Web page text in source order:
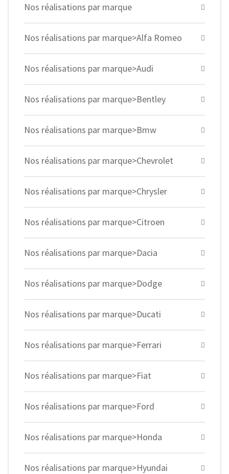
Nos réalisations par marque
Nos réalisations par marque>Alfa Romeo
Nos réalisations par marque>Audi
Nos réalisations par marque>Bentley
Nos réalisations par marque>Bmw
Nos réalisations par marque>Chevrolet
Nos réalisations par marque>Chrysler
Nos réalisations par marque>Citroen
Nos réalisations par marque>Dacia
Nos réalisations par marque>Dodge
Nos réalisations par marque>Ducati
Nos réalisations par marque>Ferrari
Nos réalisations par marque>Fiat
Nos réalisations par marque>Ford
Nos réalisations par marque>Honda
Nos réalisations par marque>Hyundai